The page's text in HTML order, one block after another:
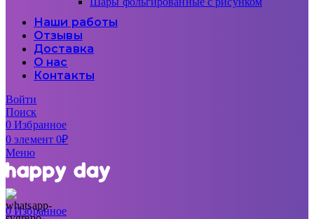
Наши работы
Отзывы
Доставка
О нас
Контакты
Войти
Поиск
0Избранное
0элемент 0₽
Меню
0Избранное